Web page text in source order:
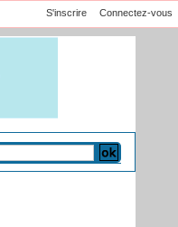
Connectez-vous
S'inscrire
en Israël pour discuter de l’Iran